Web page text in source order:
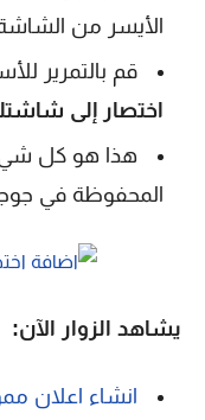
الأيسر من
قم بالتمرير
اختصار إلى
هذا هو كل
المحفوظة في
يشاهد الزوار الآن:
انشاء اعلان